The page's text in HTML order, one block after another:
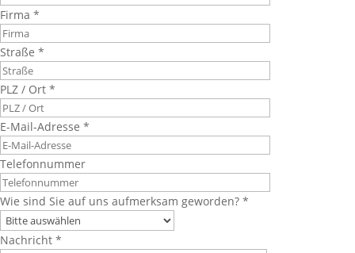
Firma *
Straße *
PLZ / Ort *
E-Mail-Adresse *
Telefonnummer
Wie sind Sie auf uns aufmerksam geworden? *
Nachricht *